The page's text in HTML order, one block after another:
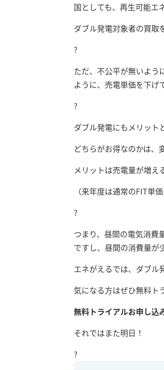
国としても、再生可能エ
ダブル発電対象者の買取
?
ただ、不公平が無いよう
ように、売電単価を下げ
?
ダブル発電にもメリット
どちらがお得なのかは、
メリットは売電量が増え
（来年度は通常のFIT単
?
つまり、昼間の電気消費
ですし、昼間の消費量が
エネがえるでは、ダブル
気になる方はぜひ無料ト
無料トライアルお申し込
それではまた明日！
?